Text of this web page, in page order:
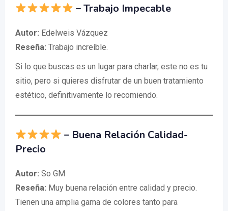
– Trabajo Impecable
Autor: Edelweis Vázquez
Reseña: Trabajo increíble.
Si lo que buscas es un lugar para charlar, este no es tu
sitio, pero si quieres disfrutar de un buen tratamiento
estético, definitivamente lo recomiendo.
– Buena Relación Calidad-
Precio
Autor: So GM
Reseña: Muy buena relación entre calidad y precio.
Tienen una amplia gama de colores tanto para